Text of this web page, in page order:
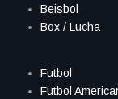
Beisbol
Box / Lucha
Futbol
Futbol